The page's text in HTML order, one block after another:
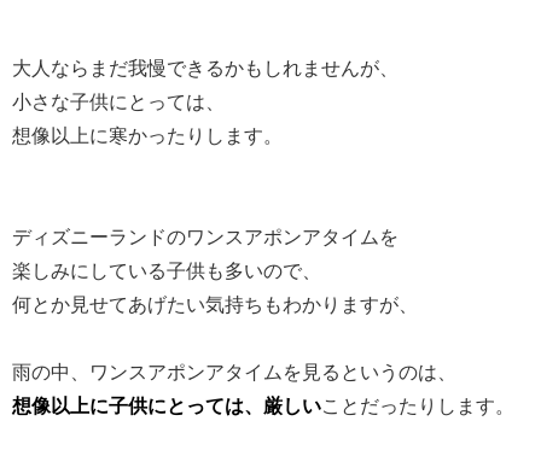
大人ならまだ我慢できるかもしれませんが、
小さな子供にとっては、
想像以上に寒かったりします。
ディズニーランドのワンスアポンアタイムを
楽しみにしている子供も多いので、
何とか見せてあげたい気持ちもわかりますが、
雨の中、ワンスアポンアタイムを見るというのは、
想像以上に子供にとっては、厳しい ことだったりします。